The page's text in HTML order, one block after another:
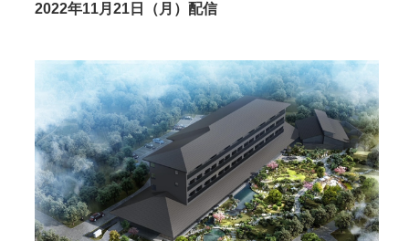
2022年11月21日（月）配信